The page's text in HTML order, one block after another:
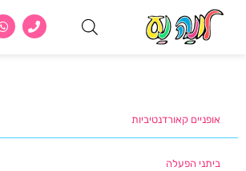
אופניים קאורדנטיביות
ביתני הפעלה